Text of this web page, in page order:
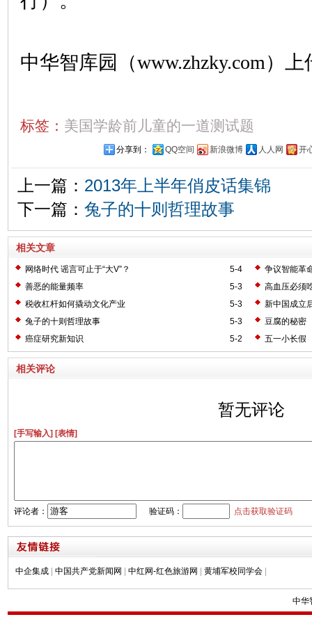
中华智库园（www.zhzky.com）上
标签： 美国学龄前儿童的一道测试题
分享到： QQ空间 新浪微博 人人网 开
上一篇： 2013年上半年俏皮话集锦
下一篇： 兔子的十则哲理故事
相关文章
5-4
网络时代 谣言可止于“大V”？
争议智能革
5-3
善恶的能量频率
高血压必须
5-3
税收杠杆如何撬动文化产业
新中国成立
5-3
兔子的十则哲理故事
豆腐的秘密
5-2
癌症研究新知识 五一小长假
相关评论
暂无评论
[手写输入] [表情]
评论者： 验证码： 点击获取验证码
中企集成 中国共产党新闻网 中红网-红色旅游网 黄埔军校同学会
中华